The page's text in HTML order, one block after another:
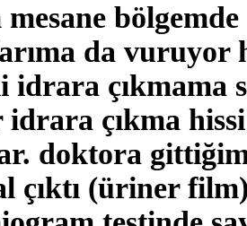
da
idrara çıkmama
çıkma
doktora
çıktı (üriner